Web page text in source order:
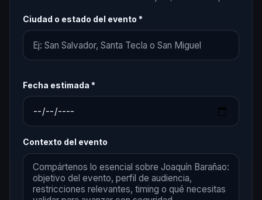
Ciudad o estado del evento *
Fecha estimada *
Contexto del evento